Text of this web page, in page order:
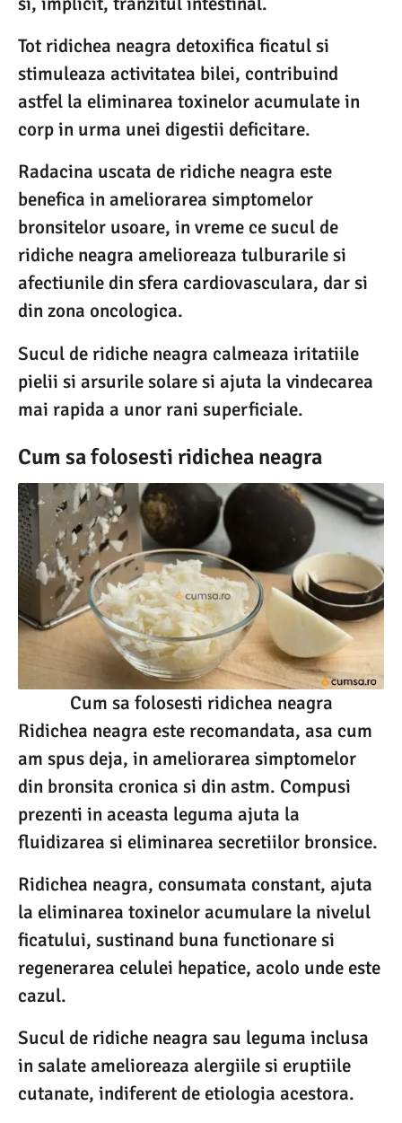
Tot ridichea neagra detoxifica ficatul si
stimuleaza activitatea bilei, contribuind
astfel la eliminarea toxinelor acumulate in
corp in urma unei digestii deficitare.
Radacina uscata de ridiche neagra este
benefica in ameliorarea simptomelor
bronsitelor usoare, in vreme ce sucul de
ridiche neagra amelioreaza tulburarile si
afectiunile din sfera cardiovasculara, dar si
din zona oncologica.
Sucul de ridiche neagra calmeaza iritatiile
pielii si arsurile solare si ajuta la vindecarea
mai rapida a unor rani superficiale.
Cum sa folosesti ridichea neagra
Cum sa folosesti ridichea neagra
Ridichea neagra este recomandata, asa cum
am spus deja, in ameliorarea simptomelor
din bronsita cronica si din astm. Compusi
prezenti in aceasta leguma ajuta la
fluidizarea si eliminarea secretiilor bronsice.
Ridichea neagra, consumata constant, ajuta
la eliminarea toxinelor acumulare la nivelul
ficatului, sustinand buna functionare si
regenerarea celulei hepatice, acolo unde este
cazul.
Sucul de ridiche neagra sau leguma inclusa
in salate amelioreaza alergiile si eruptiile
cutanate, indiferent de etiologia acestora.